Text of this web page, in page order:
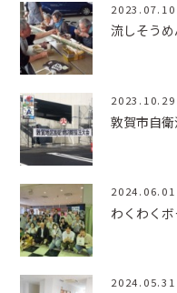
2023.07.10
流しそう
2023.10.29
敦賀市自
2024.06.01
わくわく
2024.05.31